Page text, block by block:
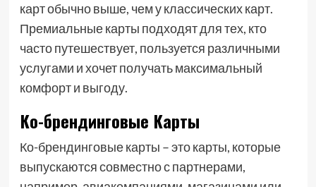
карт обычно выше, чем у классических карт.
Премиальные карты подходят для тех, кто
часто путешествует, пользуется различными
услугами и хочет получать максимальный
комфорт и выгоду.
Ко-брендинговые Карты
Ко-брендинговые карты – это карты, которые
выпускаются совместно с партнерами,